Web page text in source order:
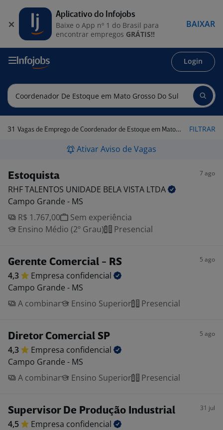
Login
31 Vagas de Emprego de Coordenador de Estoque em Mato Grosso do Sul FILTRAR
Ativar Aviso de Vagas
Estoquista 7 ago
RHF TALENTOS UNIDADE BELA VISTA LTDA
Campo Grande - MS
R$ 1.767,00
Sem experiência
Ensino Médio (2º Grau)
Presencial
Gerente Comercial - RS 5 ago
4,3 Empresa confidencial
Campo Grande - MS
A combinar
Ensino Superior Presencial
Diretor Comercial SP 5 ago
4,3 Empresa confidencial
Campo Grande - MS
A combinar
Ensino Superior Presencial
Supervisor De Produção Industrial 31 jul
4,5 Empresa confidencial
Aplicativo do Infojobs
Baixe o App nº 1 do Brasil para
encontrar empregos GRÁTIS!!
BAIXAR